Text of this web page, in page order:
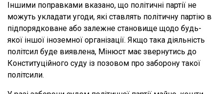
Іншими поправками вказано, що політичні партії не
можуть укладати угоди, які ставлять політичну партію в
підпорядковане або залежне становище щодо будь-
якої іншої іноземної організації. Якщо така діяльність
політсил буде виявлена, Мінюст має звернутись до
Конституційного суду із позовом про заборону такої
політсили.